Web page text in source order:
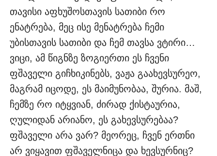
თავისი აფხუშოსთავის სათიბი რო
ენატრება, მეც ისე მენატრება ჩემი
უბისთავის სათიბი და ჩემ თავსა ვტირი…
ვიცი, ამ წიგნზე ზოგიერთი ეს ჩვენი
ფშაველი გიჩხიკინებს, ვაჟა გაახევსურეო,
მაგრამ იცოდე, ეს მაიმუნობაა, შურია. მაშ,
ჩემზე რო იტყვიან, ძირად ქისტაურია,
ღულიდან არიანო, ეს გახევსურებაა?
ფშაველი არა ვარ? მეორეც, ჩვენ ერთნი
არ ვიყავით ფშაველნიცა და ხევსურნიც?